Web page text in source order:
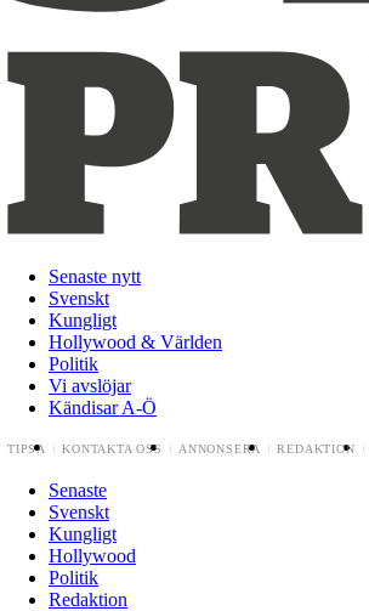
Senaste nytt
Svenskt
Kungligt
Hollywood & Världen
Politik
Vi avslöjar
Kändisar A-Ö
TIPSA KONTAKTA OSS ANNONSERA REDAKTION
Senaste
Svenskt
Kungligt
Hollywood
Politik
Redaktion